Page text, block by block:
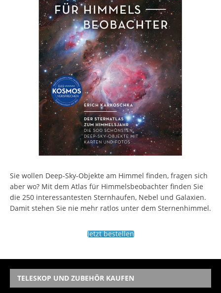
Sie wollen Deep-Sky-Objekte am Himmel finden, fragen sich
aber wo? Mit dem Atlas für Himmelsbeobachter finden Sie
die 250 interessantesten Sternhaufen, Nebel und Galaxien.
Damit stehen Sie nie mehr ratlos unter dem Sternenhimmel.
Jetzt bestellen
TELESKOP UND ZUBEHÖR KAUFEN